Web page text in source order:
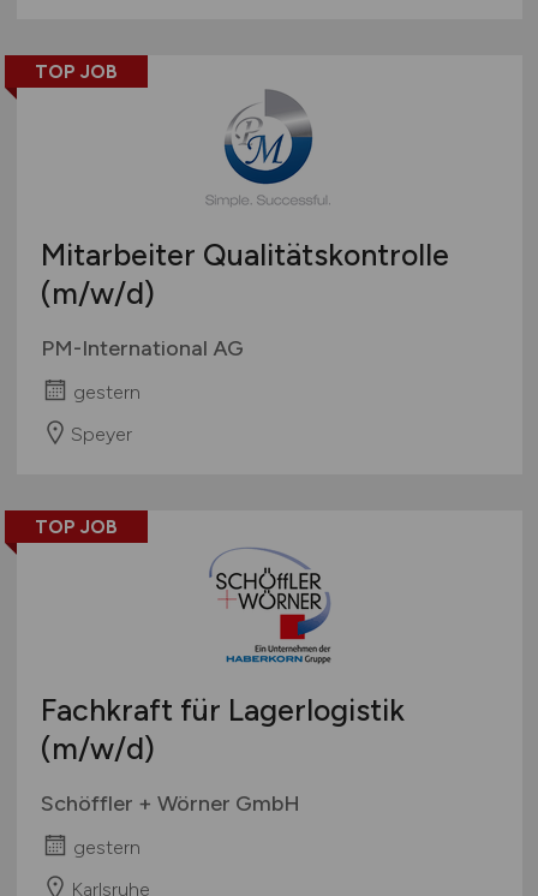
TOP JOB
Mitarbeiter Qualitätskontrolle
(m/w/d)
PM-International AG
gestern
Speyer
TOP JOB
Fachkraft für Lagerlogistik
(m/w/d)
Schöffler + Wörner GmbH
gestern
Karlsruhe